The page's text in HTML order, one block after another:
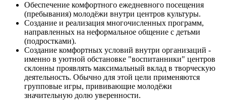
Обеспечение комфортного ежедневного посещения
(пребывания) молодёжи внутри центров культуры.
Создание и реализация многочисленных программ,
направленных на неформальное общение с детьми
(подростками).
Создание комфортных условий внутри организаций -
именно в уютной обстановке "воспитанники" центров
склонны проявлять максимальный вклад в творческую
деятельность. Обычно для этой цели применяются
групповые игры, прививающие молодёжи
значительную долю уверенности.